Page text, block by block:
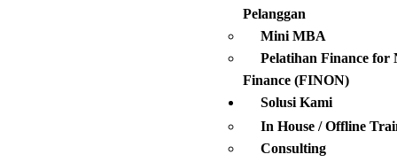
Pelanggan
Mini MBA
Pelatihan Finance for
Finance (FINON)
Solusi Kami
In House / Offline
Consulting